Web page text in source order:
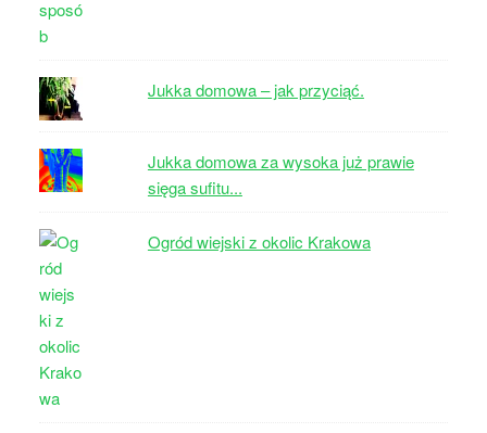
Jukka domowa – jak przyciąć.
Jukka domowa za wysoka już prawie
sięga sufitu...
Ogród wiejski z okolic Krakowa